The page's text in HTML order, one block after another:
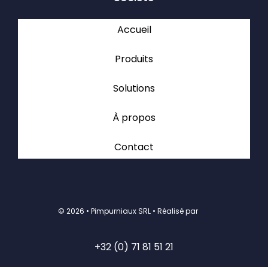
Accueil
Produits
Solutions
À propos
Contact
© 2026 • Pimpurniaux SRL • Réalisé par
+32 (0) 71 81 51 21